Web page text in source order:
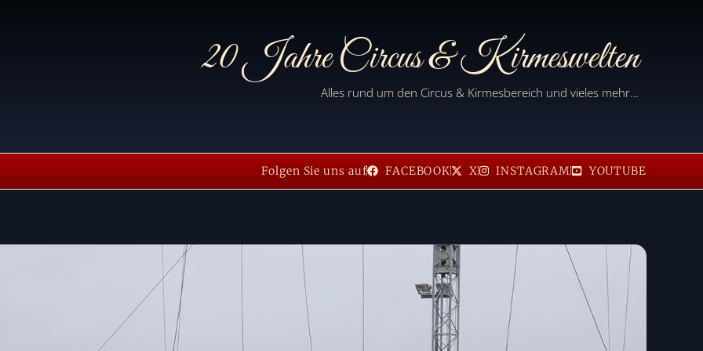
20 Jahre Circus & Kirmeswelten
Alles rund um den Circus & Kirmesbereich und vieles mehr…
Folgen Sie uns auf FACEBOOK X INSTAGRAM YOUTUBE